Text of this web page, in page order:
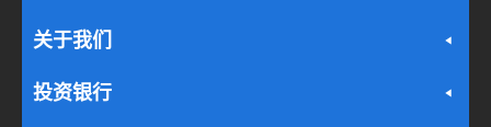
关于我们
投资银行